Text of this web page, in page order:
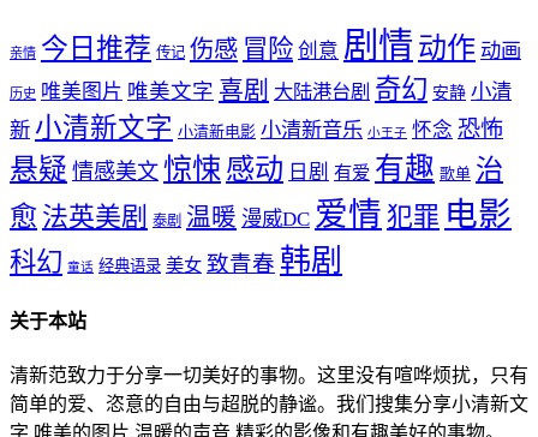
亲情 今日推荐 传记 伤感 冒险 创意 剧情 动作 动画
历史 唯美图片 唯美文字 喜剧 大陆港台剧 奇幻 安静 小清
新 小清新文字 小清新电影 小清新音乐 小王子 怀念 恐怖
悬疑 情感美文 惊悚 感动 日剧 有爱 有趣 歌单 治
愈 法英美剧 泰剧 温暖 漫威DC 爱情 犯罪 电影
科幻 童话 经典语录 美女 致青春 韩剧
关于本站
清新范致力于分享一切美好的事物。这里没有喧哗烦扰，只有
简单的爱、恣意的自由与超脱的静谧。我们搜集分享小清新文